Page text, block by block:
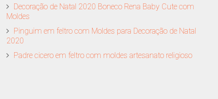
Decoração de Natal 2020 Boneco Rena Baby Cute com
Moldes
Pinguim em feltro com Moldes para Decoração de Natal
2020
Padre cicero em feltro com moldes artesanato religioso